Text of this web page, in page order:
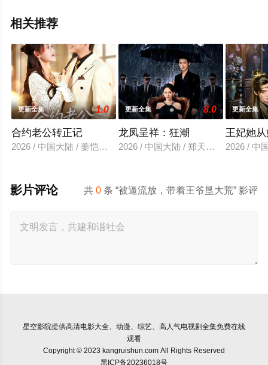
相关推荐
更新全集 1.0
合约老公转正记
2026 / 中国大陆 / 姜恺琳＆王厂
更新全集 8.0
龙凤呈祥：狂潮
2026 / 中国大陆 / 郑天龙＆汪心宇
更新全集
王妃她
2026 / 中
共0 条 “被逼流放，带着王爷垦大荒” 影评
影片评论
星空影院提供高清电影大全、动漫、综艺、高人气电视剧全集免费在线
观看
Copyright © 2023 kangruishun.com All Rights Reserved
黑ICP备20236018号